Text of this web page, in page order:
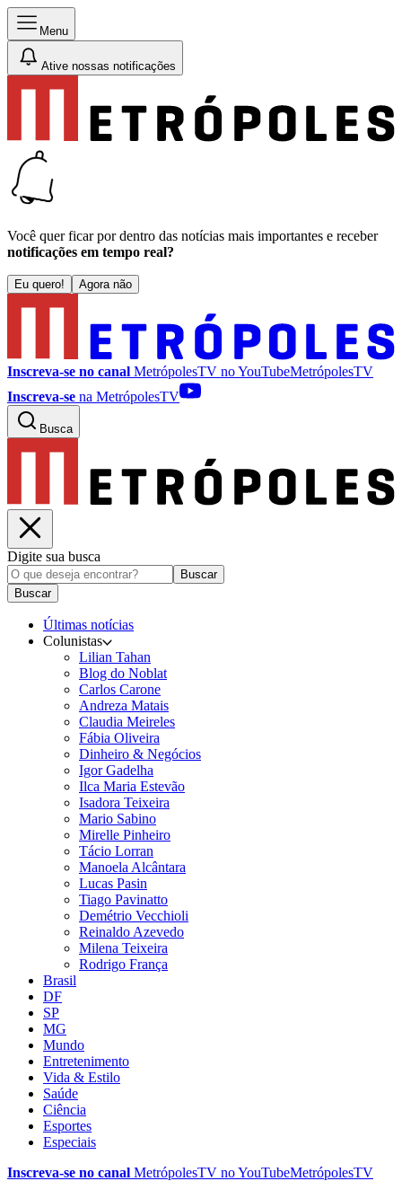
Menu
Ative nossas notificações
Você quer ficar por dentro das notícias mais importantes e receber
notificações em tempo real?
Eu quero! Agora não
Inscreva-se no canal MetrópolesTV noYouTubeMetrópolesTV
Inscreva-se na MetrópolesTV
Busca
Digite sua busca
Buscar
Buscar
Últimas notícias
Colunistas
Lilian Tahan
Blog do Noblat
Carlos Carone
Andreza Matais
Claudia Meireles
Fábia Oliveira
Dinheiro & Negócios
Igor Gadelha
Ilca Maria Estevão
Isadora Teixeira
Mario Sabino
Mirelle Pinheiro
Tácio Lorran
Manoela Alcântara
Lucas Pasin
Tiago Pavinatto
Demétrio Vecchioli
Reinaldo Azevedo
Milena Teixeira
Rodrigo França
Brasil
DF
SP
MG
Mundo
Entretenimento
Vida & Estilo
Saúde
Ciência
Esportes
Especiais
Inscreva-se no canal MetrópolesTV noYouTubeMetrópolesTV